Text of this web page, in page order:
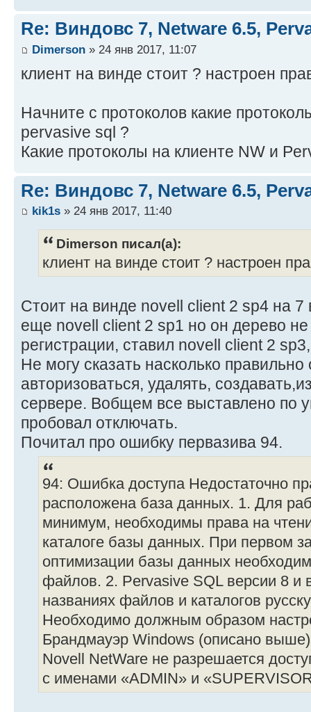
Re: Виндовс 7, Netware 6.5,
Dimerson » 24 янв 2017, 11:07
клиент на винде стоит ? настроен
Начните с протоколов какие
pervasive sql ?
Какие протоколы на клиенте NW и
Re: Виндовс 7, Netware 6.5,
kik1s » 24 янв 2017, 11:40
Dimerson писал(а):
клиент на винде стоит ? настроен
Стоит на винде novell client 2 sp4 на 7
еще novell client 2 sp1 но он дерево
регистрации, ставил novell client 2
Не могу сказать насколько
авторизоваться, удалять,
сервере. Вобщем все выставлено по
пробовал отключать.
Почитал про ошибку первазива 94.
94: Ошибка доступа Недостаточно
расположена база данных. 1. Для
минимум, необходимы права на
каталоге базы данных. При первом
оптимизации базы данных
файлов. 2. Pervasive SQL версии 8 и
названиях файлов и каталогов
Необходимо должным образом
Брандмауэр Windows (описано
Novell NetWare не разрешается
с именами «ADMIN» и